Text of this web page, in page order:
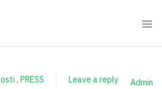
PRESS Leave a reply Admin